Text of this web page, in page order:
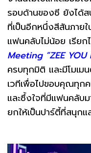
รอบด้านของซี ยังได้
ที่เป็นอีกหนึ่งสีสันภาย
แฟนคลับไม่น้อย เรียก
Meeting “ZEE YOU
ครบทุกมิติ และมีโมเม
เวทีเพื่อไปขอบคุณทุก
และซึ้งใจที่มีแฟนคลับ
ยกให้เป็นปาร์ตี้ที่สนุก